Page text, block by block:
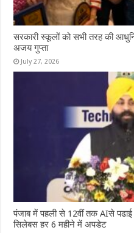
सरकारी स्कूलों को सभी तरह की
अजय गुप्ता
July 27, 2026
पंजाब में पहली से 12वीं तक AIसे पढाई
सिलेबस हर 6 महीने में अपडेट